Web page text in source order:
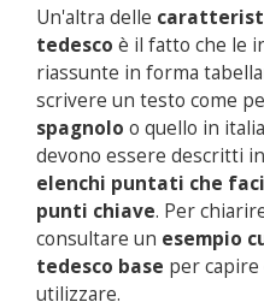
Un'altra delle
tedesco è il fatto che le
riassunte in forma
scrivere un testo come
spagnolo o quello in
devono essere descritti
elenchi puntati che
punti chiave. Per
consultare un esempio
tedesco base per capire
utilizzare.